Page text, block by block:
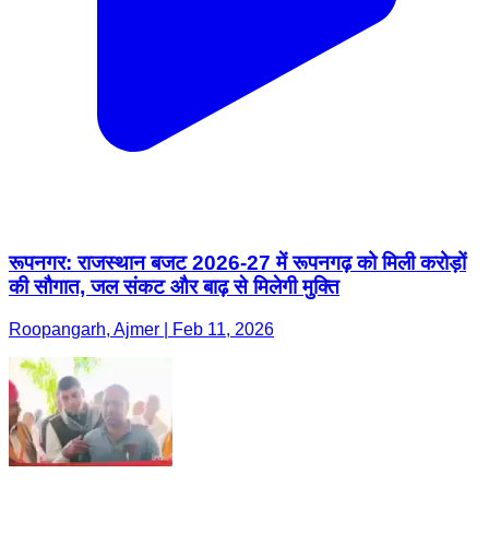
रूपनगर: राजस्थान बजट 2026-27 में रूपनगढ़ को मिली करोड़ों
की सौगात, जल संकट और बाढ़ से मिलेगी मुक्ति
Roopangarh, Ajmer | Feb 11, 2026